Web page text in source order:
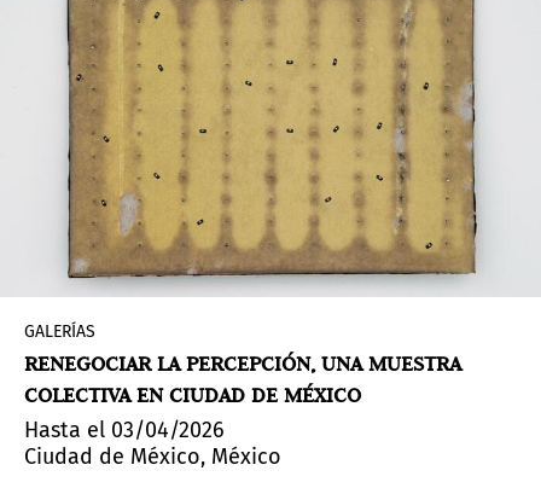
GALERÍAS
RENEGOCIAR LA PERCEPCIÓN, UNA MUESTRA
COLECTIVA EN CIUDAD DE MÉXICO
Hasta el 03/04/2026
Ciudad de México, México